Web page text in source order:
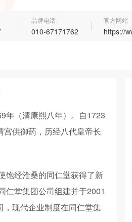
品牌电话
010-67171762
官方网站
年（清康熙八年）。自1723
宫供御药，历经八代皇帝长
饱经沧桑的同仁堂获得了新
仁堂集团公司组建并于2001
，现代企业制度在同仁堂集